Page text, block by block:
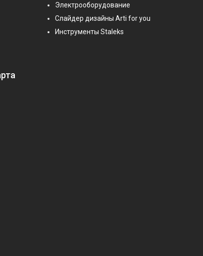
Электрооборудование
Слайдер дизайны Arti for you
Инструменты Staleks